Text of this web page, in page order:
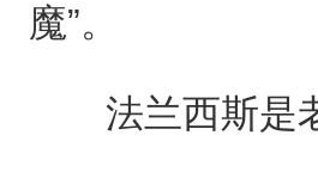
魔”。
法兰西斯是老